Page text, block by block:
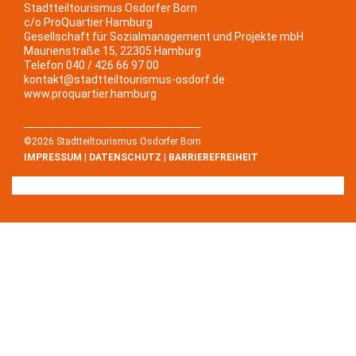
Stadtteiltourismus Osdorfer Born
c/o ProQuartier Hamburg
Gesellschaft für Sozialmanagement und Projekte mbH
Maurienstraße 15, 22305 Hamburg
Telefon 040 / 426 66 97 00
kontakt@stadtteiltourismus-osdorf.de
www.proquartier.hamburg
©2026 Stadtteiltourismus Osdorfer Born
IMPRESSUM
DATENSCHUTZ BARRIEREFREIHEIT